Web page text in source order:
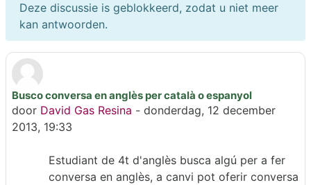
Deze discussie is geblokkeerd, zodat u niet meer
kan antwoorden.
Busco conversa en anglès per català o espanyol
door David Gas Resina - donderdag, 12 december
2013, 19:33
Aantal antwoorden: 0
Estudiant de 4t d'anglès busca algú per a fer
conversa en anglès, a canvi pot oferir conversa